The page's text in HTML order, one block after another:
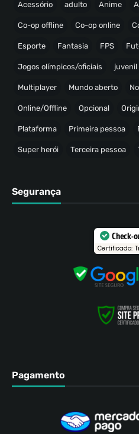
Acessório adulto Anime
Co-op offline Co-op online
Esporte Fantasia FPS
Jogos olímpicos/oficiais juvenil
Multiplayer Mundo aberto
Online/Offline Opcional
Plataforma Primeira pessoa
Super herói Terceira pessoa
Segurança
Check-
Certificado:
Pagamento